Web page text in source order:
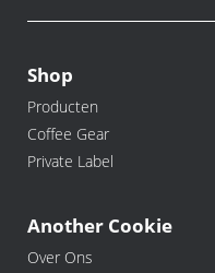
Shop
Producten
Coffee Gear
Private Label
Another Cookie
Over Ons